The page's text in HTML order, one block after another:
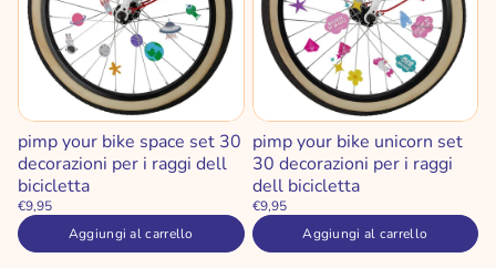
pimp your bike space set 30
decorazioni per i raggi dell
bicicletta
€9,95
Aggiungi al carrello
pimp your bike unicorn set
30 decorazioni per i raggi
dell bicicletta
€9,95
Aggiungi al carrello